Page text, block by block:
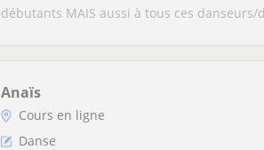
débutants MAIS aussi à tous ces danseurs/
Anaïs
Cours en ligne
Danse